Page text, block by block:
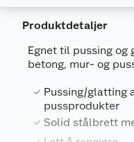
Produktdetaljer
Egnet til pussing
betong, mur- og
Pussing/glatting
pussprodukter
Solid stålbrett
Generelt
Artikkelnummer